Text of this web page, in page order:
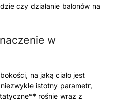
czy działanie balonów na
w
na jaką ciało jest
istotny parametr,
rośnie wraz z